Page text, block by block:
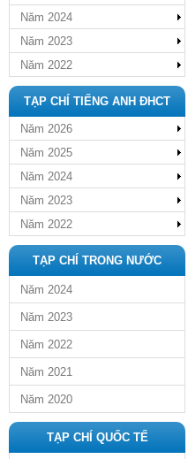
Năm 2024
Năm 2023
Năm 2022
TẠP CHÍ TIẾNG ANH ĐHCT
Năm 2026
Năm 2025
Năm 2024
Năm 2023
Năm 2022
TẠP CHÍ TRONG NƯỚC
Năm 2024
Năm 2023
Năm 2022
Năm 2021
Năm 2020
TẠP CHÍ QUỐC TẾ